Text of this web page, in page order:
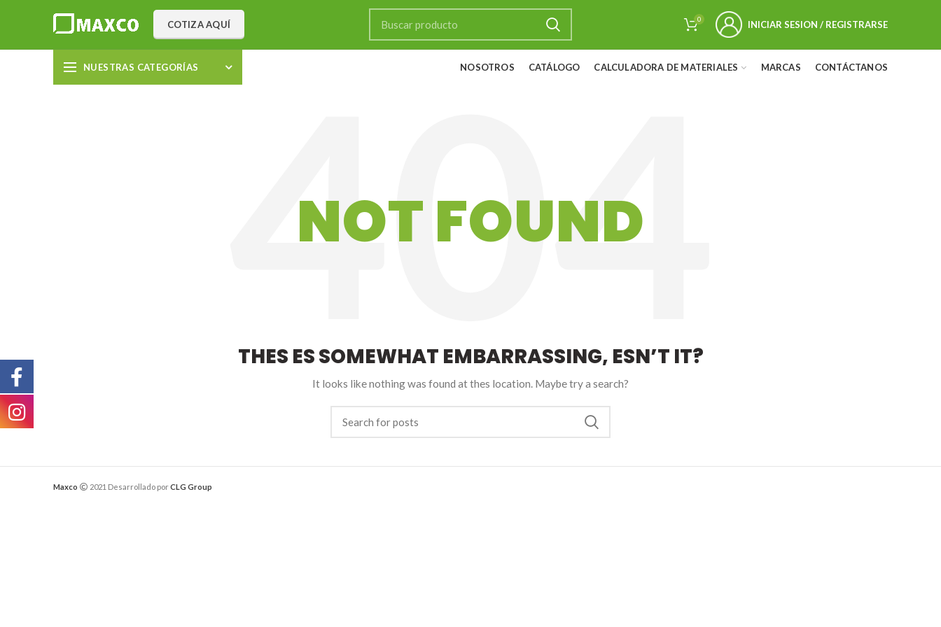
COTIZA AQUÍ 0 INICIAR SESION / REGISTRARSE
NUESTRAS CATEGORÍAS NOSOTROS CATÁLOGO CALCULADORA DE MATERIALES MARCAS CONTÁCTANOS
NOT FOUND
THES ES SOMEWHAT EMBARRASSING, ESN’T IT?
It looks like nothing was found at thes location. Maybe try a search?
Maxco 2021 Desarrollado porCLG Group